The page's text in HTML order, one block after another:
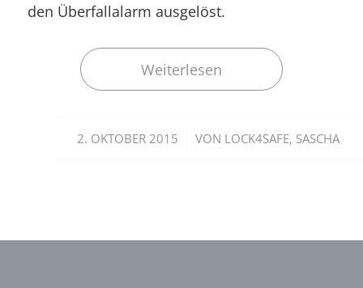
den Überfallalarm ausgelöst.
Weiterlesen
2. OKTOBER 2015
/ VON LOCK4SAFE, SASCHA